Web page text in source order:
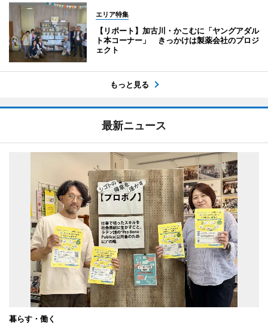
エリア特集
【リポート】加古川・かこむに「ヤングアダル
ト本コーナー」 きっかけは製薬会社のプロジ
ェクト
もっと見る
最新ニュース
暮らす・働く